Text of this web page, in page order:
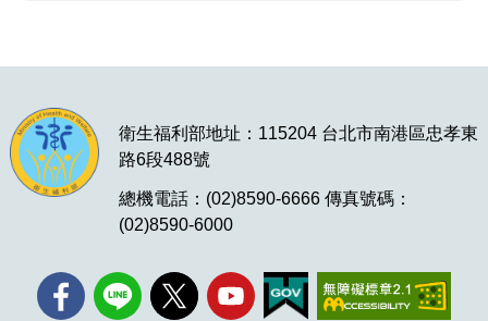
衛生福利部地址：115204 台北市南港區忠孝東
路6段488號
總機電話：(02)8590-6666 傳真號碼：
(02)8590-6000